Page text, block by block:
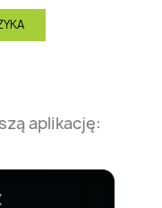
aplikację: